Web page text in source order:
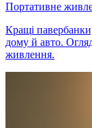
Портативне
Кращі
дому й авто.
живлення.